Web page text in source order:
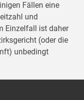
Fällen eine
und
Einzelfall ist daher
(oder die
unbedingt